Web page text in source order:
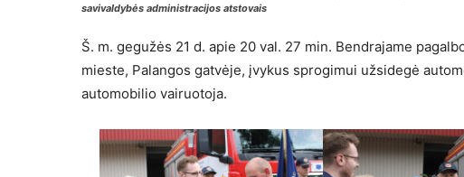
savivaldybės administracijos atstovais
Š. m. gegužės 21 d. apie 20 val. 27 min. Bendrajame
mieste, Palangos gatvėje, įvykus sprogimui užsidegė
automobilio vairuotoja.